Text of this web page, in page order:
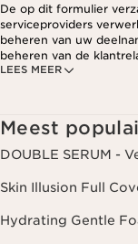
LEES MEER
De op dit formulier
serviceproviders
beheren van uw
beheren van de
aanbiedingen te
Meest
DOUBLE SERUM -
Skin Illusion Full
Hydrating Gentle